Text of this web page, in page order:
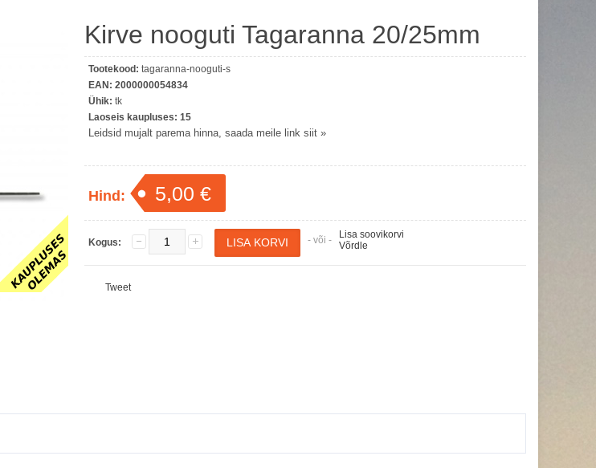
Kirve nooguti Tagaranna 20/25mm
Tootekood: tagaranna-nooguti-s
EAN: 2000000054834
Ühik: tk
Laoseis kaupluses: 15
Leidsid mujalt parema hinna, saada meile link siit »
Hind: 5,00 €
Kogus: - või -
Lisa soovikorvi
Võrdle
Tweet